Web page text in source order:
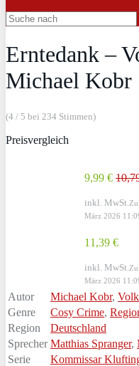
Erntedank –
Michael Kobr
(4 / 5 bei 234 Stimmen)
Preisvergleich
9,99 €
inkl. MwSt.
März 2026
11,39 €
inkl. MwSt.
März 2026
Autor Michael Kobr,
Genre
Cosy Crime,
Region
Deutschland
Sprecher Matthias Spranger,
Serie
Kommissar